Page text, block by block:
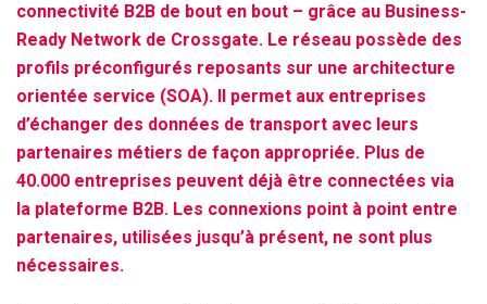
connectivité B2B de bout en bout – grâce au Business-
Ready Network de Crossgate. Le réseau possède des
profils préconfigurés reposants sur une architecture
orientée service (SOA). Il permet aux entreprises
d’échanger des données de transport avec leurs
partenaires métiers de façon appropriée. Plus de
40.000 entreprises peuvent déjà être connectées via
la plateforme B2B. Les connexions point à point entre
partenaires, utilisées jusqu’à présent, ne sont plus
nécessaires.